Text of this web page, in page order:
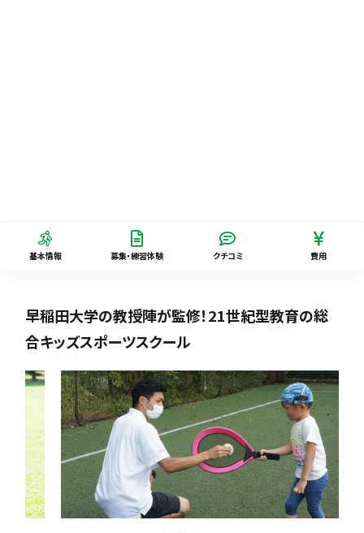
基本情報 募集・練習体験 クチコミ 費用
早稲田大学の教授陣が監修！21世紀型教育の総
合キッズスポーツスクール